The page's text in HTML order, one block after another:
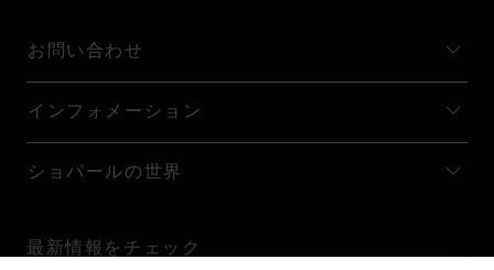
お問い合わせ
インフォメーション
ショパールの世界
最新情報をチェック